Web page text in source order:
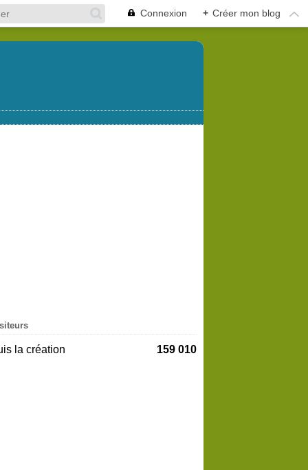
Connexion + Créer mon blog
la création 159 010